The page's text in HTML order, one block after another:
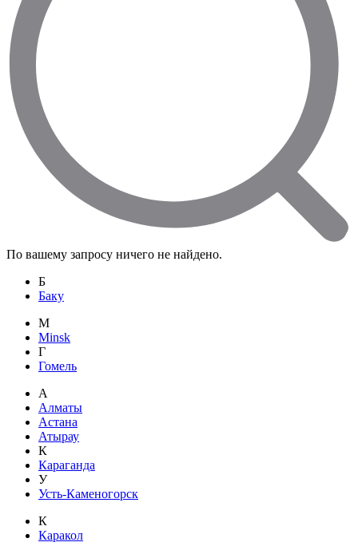
По вашему запросу ничего не найдено.
Б
Баку
M
Minsk
Г
Гомель
А
Алматы
Астана
Атырау
К
Караганда
У
Усть-Каменогорск
К
Каракол